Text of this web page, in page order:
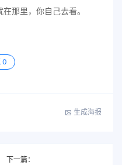
那里，你自己去看。
0
生成海报
下一篇：